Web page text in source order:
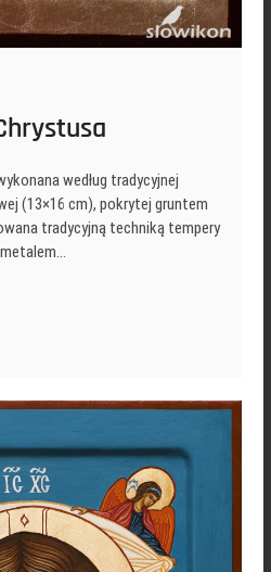
według tradycyjnej
(13×16 cm), pokrytej gruntem
tradycyjną techniką tempery